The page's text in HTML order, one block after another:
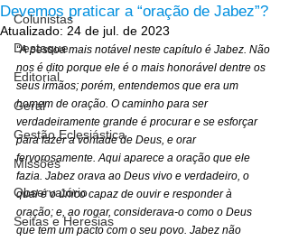
Colunistas
Destaque
Editorial
Geral
Gestão Eclesiástica
Missões
Observatório
Seitas e Heresias
Devemos praticar a “oração de Jabez”?
Atualizado: 24 de jul. de 2023
“A pessoa mais notável neste capítulo é Jabez. Não
nos é dito porque ele é o mais honorável dentre os
seus irmãos; porém, entendemos que era um
homem de oração. O caminho para ser
verdadeiramente grande é procurar e se esforçar
para fazer a vontade de Deus, e orar
fervorosamente. Aqui aparece a oração que ele
fazia. Jabez orava ao Deus vivo e verdadeiro, o
qual é o único capaz de ouvir e responder à
oração; e, ao rogar, considerava-o como o Deus
que tem um pacto com o seu povo. Jabez não